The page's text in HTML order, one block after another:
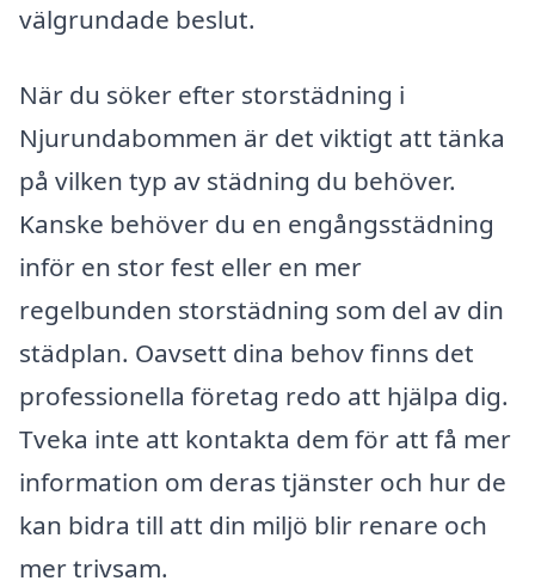
välgrundade beslut.
När du söker efter storstädning i
Njurundabommen är det viktigt att tänka
på vilken typ av städning du behöver.
Kanske behöver du en engångsstädning
inför en stor fest eller en mer
regelbunden storstädning som del av din
städplan. Oavsett dina behov finns det
professionella företag redo att hjälpa dig.
Tveka inte att kontakta dem för att få mer
information om deras tjänster och hur de
kan bidra till att din miljö blir renare och
mer trivsam.